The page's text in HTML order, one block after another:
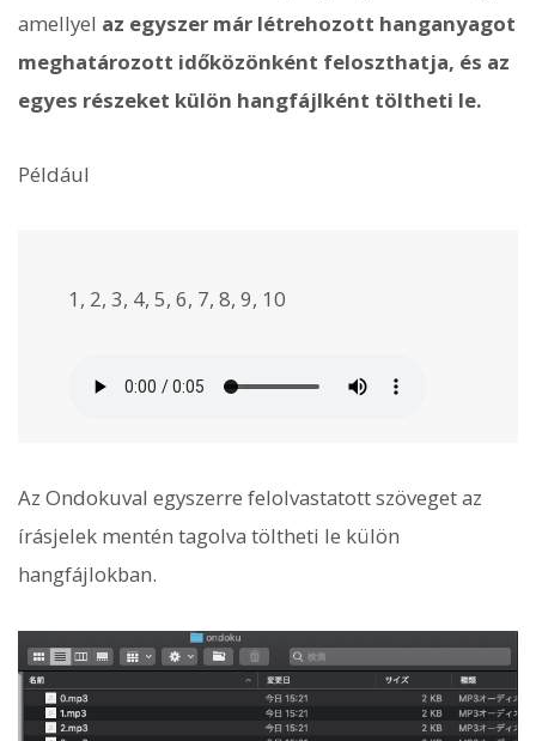
amellyel az egyszer már létrehozott hanganyagot
meghatározott időközönként feloszthatja, és az
egyes részeket külön hangfájlként töltheti le.
Például
1, 2, 3, 4, 5, 6, 7, 8, 9, 10
Az Ondokuval egyszerre felolvastatott szöveget az
írásjelek mentén tagolva töltheti le külön
hangfájlokban.